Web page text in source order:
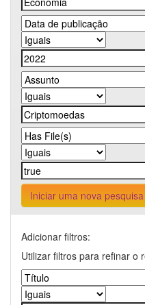
Iniciar uma nova pesquisa
Adicionar filtros:
Utilizar filtros para refinar o